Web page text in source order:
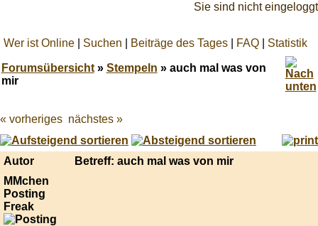
Sie sind nicht eingeloggt
Wer ist Online Suchen Beiträge des Tages FAQ Statistik
Forumsübersicht» Stempeln » auch mal was von
mir
Best
online
live
casino
« vorheriges nächstes »
Autor
Betreff: auch mal was von mir
MMchen
Posting
Freak